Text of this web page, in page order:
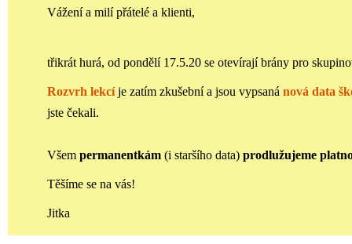
Vážení a milí přátelé a klienti,
třikrát hurá, od pondělí 17.5.20 se otevírají brány pro
Rozvrh lekcíje zatím zkušební a jsou vypsaná nová data
jste čekali.
Všem permanentkám (i staršího data) prodlužujeme
Těšíme se na vás!
Jitka